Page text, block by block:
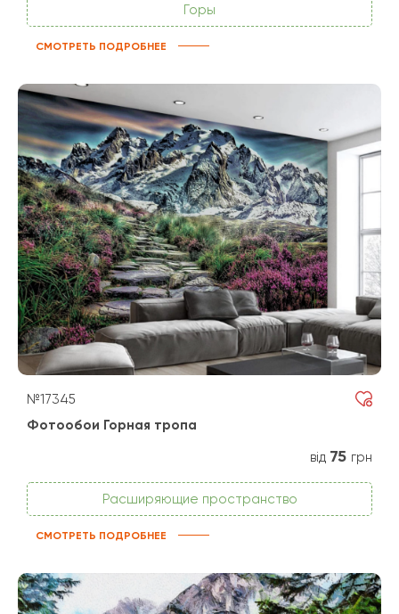
Горы
СМОТРЕТЬ ПОДРОБНЕЕ
№17345
Фотообои Горная тропа
від 75 грн
Расширяющие пространство
СМОТРЕТЬ ПОДРОБНЕЕ